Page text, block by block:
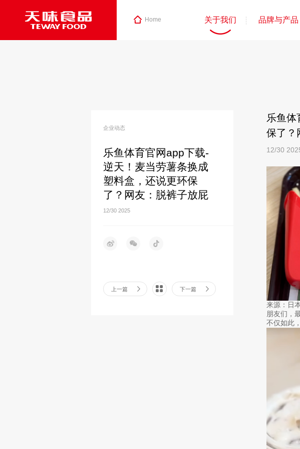
Home 关于我们 品牌与产品
企业动态
乐鱼体育官网app下载-
逆天！麦当劳薯条换成
塑料盒，还说更环保
了？网友：脱裤子放屁
12/30 2025
上一篇 下一篇
乐鱼体
保了？
12/30
来源：日
朋友们，
不仅如此